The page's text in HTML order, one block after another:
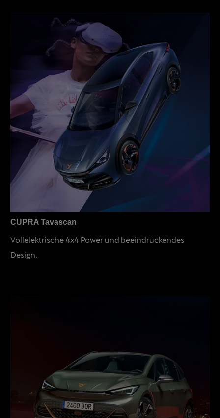
CUPRA Tavascan
Vollelektrische 4x4 Power und beeindruckendes
Design.